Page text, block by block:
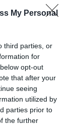
My Personal
third parties, or
for
opt-out
that after your
seeing
utilized by
parties prior to
the further